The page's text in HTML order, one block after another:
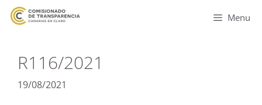
Menu
R116/2021
19/08/2021